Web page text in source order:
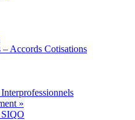
– Accords Cotisations
»
SIQO